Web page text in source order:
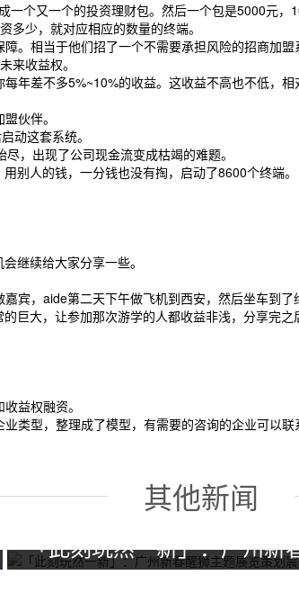
个又一个的投资理财包。然后一个包是5000元，
少，就对应相应的数量的终端。
。相当于他们招了一个不需要承担风险的招商加盟
来收益权。
年差不多5%~10%的收益。这收益不高也不低，
伙伴。
动这套系统。
，出现了公司现金流变成枯竭的难题。
别人的钱，一分钱也没有掏，启动了8600个终端。
继续给大家分享一些。
宾，aide第二天下午做飞机到西安，然后坐车到
巨大，让参加那次游学的人都收益非浅，分享完之
益权融资。
类型，整理成了模型，有需要的咨询的企业可以联
其他新闻
「此刻玩然一新」：广州新